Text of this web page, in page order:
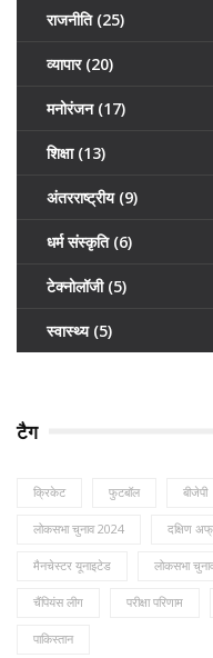
राजनीति (25)
व्यापार (20)
मनोरंजन (17)
शिक्षा (13)
अंतरराष्ट्रीय (9)
धर्म संस्कृति (6)
टेक्नोलॉजी (5)
स्वास्थ्य (5)
टैग
क्रिकेट फुटबॉल बीजेपी
लोकसभा चुनाव 2024 दक्षिण
मैनचेस्टर यूनाइटेड लोकसभा
चैंपियंस लीग परीक्षा परिणाम
पाकिस्तान